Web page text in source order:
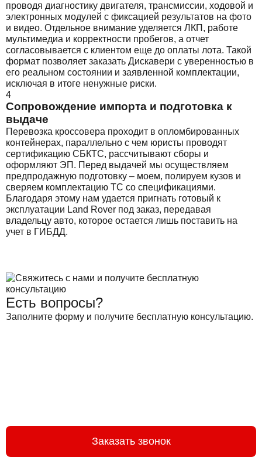
проводя диагностику двигателя, трансмиссии, ходовой и
электронных модулей с фиксацией результатов на фото
и видео. Отдельное внимание уделяется ЛКП, работе
мультимедиа и корректности пробегов, а отчет
согласовывается с клиентом еще до оплаты лота. Такой
формат позволяет заказать Дискавери с уверенностью в
его реальном состоянии и заявленной комплектации,
исключая в итоге ненужные риски.
4
Сопровождение импорта и подготовка к
выдаче
Перевозка кроссовера проходит в опломбированных
контейнерах, параллельно с чем юристы проводят
сертификацию СБКТС, рассчитывают сборы и
оформляют ЭП. Перед выдачей мы осуществляем
предпродажную подготовку – моем, полируем кузов и
сверяем комплектацию ТС со спецификациями.
Благодаря этому нам удается пригнать готовый к
эксплуатации Land Rover под заказ, передавая
владельцу авто, которое остается лишь поставить на
учет в ГИБДД.
Есть вопросы?
Заполните форму и получите бесплатную консультацию.
Заказать звонок